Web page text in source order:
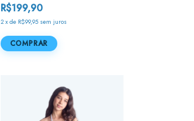
R$199,90
2 x de R$99,95 sem juros
COMPRAR